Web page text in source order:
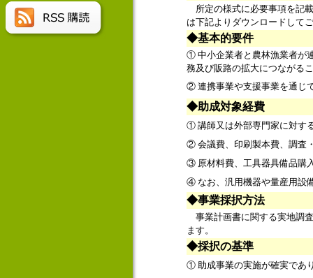
所定の様式に必要事項を記
は下記よりダウンロードして
◆基本的要件
① 中小企業者と農林漁業者が
務及び販路の拡大につながる
② 連携事業や支援事業を通じ
◆助成対象経費
① 講師又は外部専門家に対す
② 会議費、印刷製本費、調査
③ 原材料費、工具器具備品購
④ なお、汎用機器や量産用設
◆事業採択方法
事業計画書に関する実地調
ます。
◆採択の基準
① 助成事業の実施が確実であ